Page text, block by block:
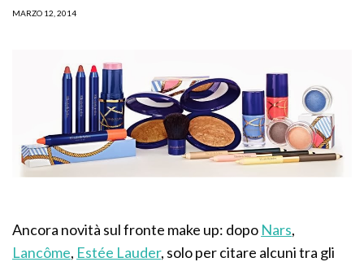
MARZO 12, 2014
Ancora novità sul fronte make up: dopo Nars,
Lancôme, Estée Lauder, solo per citare alcuni tra gli